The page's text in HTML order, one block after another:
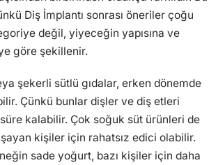
Diş İmplantı sonrası öneriler çoğu
değil, yiyeceğin yapısına ve
göre şekillenir.
şekerli sütlü gıdalar, erken dönemde
Çünkü bunlar dişler ve diş etleri
kalabilir. Çok soğuk süt ürünleri de
kişiler için rahatsız edici olabilir.
sade yoğurt, bazı kişiler için daha